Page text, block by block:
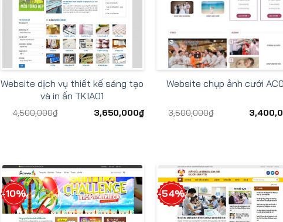
Website dịch vụ thiết kế sáng tạo
và in ấn TKIA01
4,500,000₫ 3,650,000₫
Website chụp ảnh cưới
3,500,000₫
-10% -54%